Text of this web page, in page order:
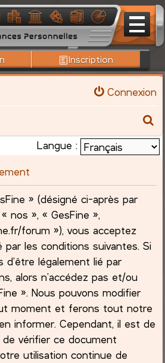
Inscription
Connexion
e
Langue :
» (désigné ci-après par
nos », « GesFine »,
forum »), vous acceptez
par les conditions suivantes. Si
d’être légalement lié par
alors n’accédez pas et/ou
». Nous pouvons modifier
moment et ferons tout notre
informer. Cependant, il est de
vérifier ce document
utilisation continue de